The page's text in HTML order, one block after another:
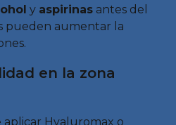
y aspirinas antes del
pueden aumentar la
en la zona